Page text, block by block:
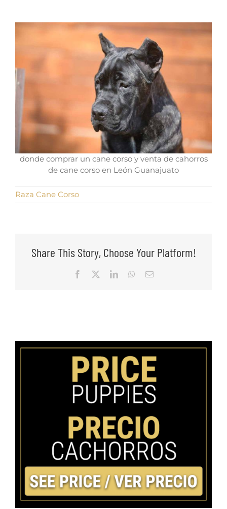
donde comprar un cane corso y venta de cahorros
de cane corso en León Guanajuato
Raza Cane Corso
Share This Story, Choose Your Platform!
Facebook LinkedInWhatsApp
Email